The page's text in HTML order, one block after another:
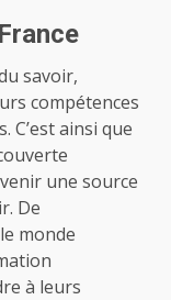
savoir,
compétences
C’est ainsi que
une source
De
monde
à leurs